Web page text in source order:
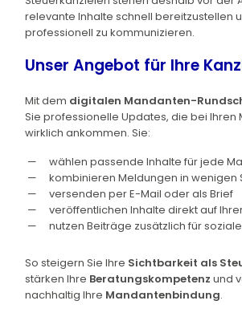
relevante Inhalte schnell bereitzustellen
professionell zu kommunizieren.
Unser Angebot für Ihre
Mit dem digitalen Mandanten-
Sie professionelle Updates, die bei Ihren
wirklich ankommen. Sie:
wählen passende Inhalte für jede
kombinieren Meldungen in wenigen
versenden per E-Mail oder als Brief
veröffentlichen Inhalte direkt auf
nutzen Beiträge zusätzlich für
So steigern Sie Ihre Sichtbarkeit als
stärken Ihre Beratungskompetenz und
nachhaltig Ihre Mandantenbindung.